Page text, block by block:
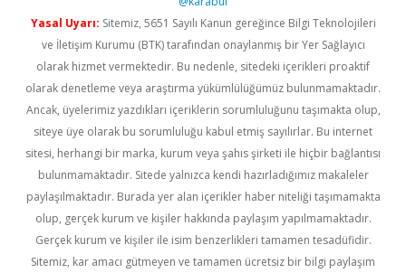
Yasal Uyarı: Sitemiz, 5651 Sayılı Kanun gereğince Bilgi Teknolojileri
ve İletişim Kurumu (BTK) tarafından onaylanmış bir Yer Sağlayıcı
olarak hizmet vermektedir. Bu nedenle, sitedeki içerikleri proaktif
olarak denetleme veya araştırma yükümlülüğümüz bulunmamaktadır.
Ancak, üyelerimiz yazdıkları içeriklerin sorumluluğunu taşımakta olup,
siteye üye olarak bu sorumluluğu kabul etmiş sayılırlar. Bu internet
sitesi, herhangi bir marka, kurum veya şahıs şirketi ile hiçbir bağlantısı
bulunmamaktadır. Sitede yalnızca kendi hazırladığımız makaleler
paylaşılmaktadır. Burada yer alan içerikler haber niteliği taşımamakta
olup, gerçek kurum ve kişiler hakkında paylaşım yapılmamaktadır.
Gerçek kurum ve kişiler ile isim benzerlikleri tamamen tesadüfidir.
Sitemiz, kar amacı gütmeyen ve tamamen ücretsiz bir bilgi paylaşım